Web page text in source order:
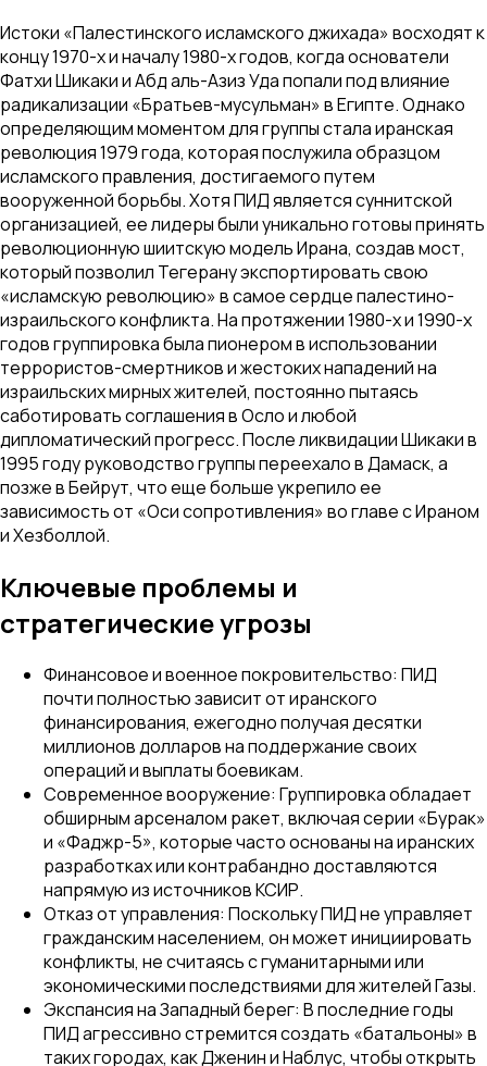
Истоки «Палестинского исламского джихада» восходят к
концу 1970-х и началу 1980-х годов, когда основатели
Фатхи Шикаки и Абд аль-Азиз Уда попали под влияние
радикализации «Братьев-мусульман» в Египте. Однако
определяющим моментом для группы стала иранская
революция 1979 года, которая послужила образцом
исламского правления, достигаемого путем
вооруженной борьбы. Хотя ПИД является суннитской
организацией, ее лидеры были уникально готовы принять
революционную шиитскую модель Ирана, создав мост,
который позволил Тегерану экспортировать свою
«исламскую революцию» в самое сердце палестино-
израильского конфликта. На протяжении 1980-х и 1990-х
годов группировка была пионером в использовании
террористов-смертников и жестоких нападений на
израильских мирных жителей, постоянно пытаясь
саботировать соглашения в Осло и любой
дипломатический прогресс. После ликвидации Шикаки в
1995 году руководство группы переехало в Дамаск, а
позже в Бейрут, что еще больше укрепило ее
зависимость от «Оси сопротивления» во главе с Ираном
и Хезболлой.
Ключевые проблемы и
стратегические угрозы
Финансовое и военное покровительство: ПИД
почти полностью зависит от иранского
финансирования, ежегодно получая десятки
миллионов долларов на поддержание своих
операций и выплаты боевикам.
Современное вооружение: Группировка обладает
обширным арсеналом ракет, включая серии «Бурак»
и «Фаджр-5», которые часто основаны на иранских
разработках или контрабандно доставляются
напрямую из источников КСИР.
Отказ от управления: Поскольку ПИД не управляет
гражданским населением, он может инициировать
конфликты, не считаясь с гуманитарными или
экономическими последствиями для жителей Газы.
Экспансия на Западный берег: В последние годы
ПИД агрессивно стремится создать «батальоны» в
таких городах, как Дженин и Наблус, чтобы открыть